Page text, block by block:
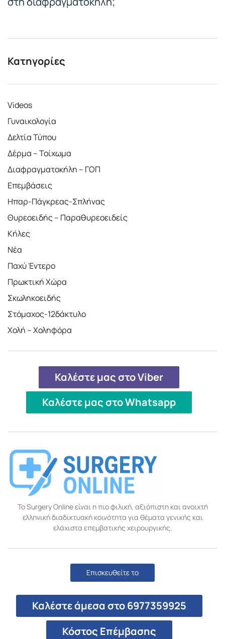
Κατηγορίες
Videos
Γυναικολογία
Δελτία Τύπου
Δέρμα – Τοίχωμα
Διαφραγματοκήλη – ΓΟΠ
Επεμβάσεις
Ηπαρ-Πάγκρεας-Σπλήνας
Θυρεοειδής – Παραθυρεοειδείς
Κήλες
Νέα
Παχύ Έντερο
Πρωκτική Χώρα
Σκωληκοειδής
Στόμαχος-12δάκτυλο
Χολή – Χοληφόρα
Καλέστε μας στο Viber
Καλέστε μας στο Whatsapp
Το Surgery Online είναι η πιο φιλική, αξιόπιστη και ανοιχτή
ελληνική διαδικτυακή κοινότητα για θέματα γενικής και
ελάχιστα επεμβατικής χειρουργικής.
Επισκευθείτε το
Καλέστε άμεσα στο 6977359925
Κόστος Επέμβασης